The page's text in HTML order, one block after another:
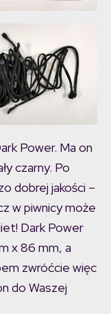
Power. Ma on
czarny. Po
dobrej jakości –
w piwnicy może
Dark Power
x 86 mm, a
zwróćcie więc
do Waszej